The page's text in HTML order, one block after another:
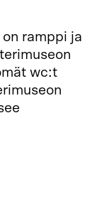
ramppi ja
wc:t